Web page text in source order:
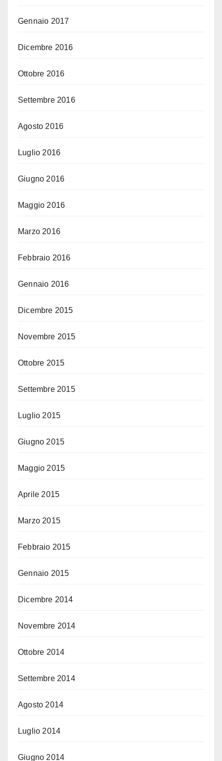
Gennaio 2017
Dicembre 2016
Ottobre 2016
Settembre 2016
Agosto 2016
Luglio 2016
Giugno 2016
Maggio 2016
Marzo 2016
Febbraio 2016
Gennaio 2016
Dicembre 2015
Novembre 2015
Ottobre 2015
Settembre 2015
Luglio 2015
Giugno 2015
Maggio 2015
Aprile 2015
Marzo 2015
Febbraio 2015
Gennaio 2015
Dicembre 2014
Novembre 2014
Ottobre 2014
Settembre 2014
Agosto 2014
Luglio 2014
Giugno 2014